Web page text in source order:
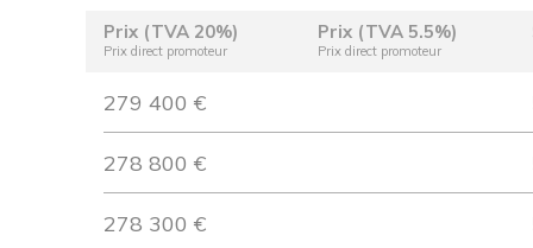
Prix (TVA 20%)
Prix direct promoteur
Prix (TVA 5.5%)
Prix direct promoteur
279 400 €
278 800 €
278 300 €